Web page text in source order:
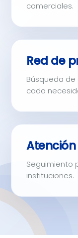
comerciales.
Red de
Búsqueda
cada
Seguimiento
instituciones.